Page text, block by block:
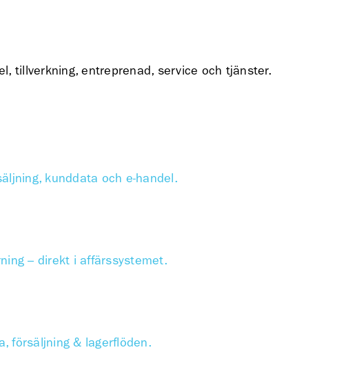
tillverkning, entreprenad, service och tjänster.
kunddata och e-handel.
– direkt i affärssystemet.
försäljning & lagerflöden.